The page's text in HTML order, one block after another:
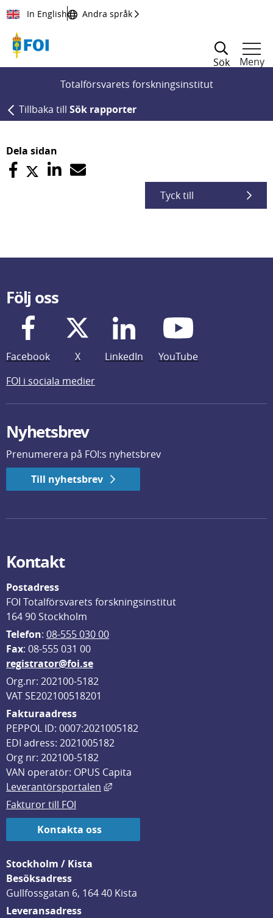
Till innehållet
In English Andra språk
Sök
Meny
Totalförsvarets forskningsinstitut
Tillbaka till Sök rapporter
Dela sidan
Tyck till
Följ oss
Facebook X LinkedIn
YouTube
FOI i sociala medier
Nyhetsbrev
Prenumerera på FOI:s nyhetsbrev
Till nyhetsbrev
Kontakt
Postadress
FOI Totalförsvarets forskningsinstitut
164 90 Stockholm
Telefon: 08-555 030 00
Fax: 08-555 031 00
registrator@foi.se
Org.nr: 202100-5182
VAT SE202100518201
Fakturaadress
PEPPOL ID: 0007:2021005182
EDI adress: 2021005182
Org nr: 202100-5182
VAN operatör: OPUS Capita
Leverantörsportalen
Länk till annan webbplats, öppnas
Fakturor till FOI
Kontakta oss
Stockholm / Kista
Besöksadress
Gullfossgatan 6, 164 40 Kista
Leveransadress